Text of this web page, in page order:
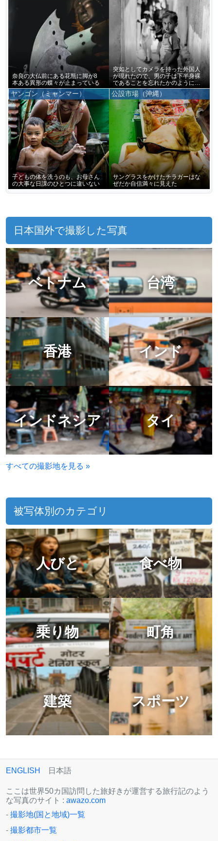
奈良の大仏前にある花瓶に脚が8
本ある異形の蝶々が止まっている
突如としてカメラを持った外国人
が現れたので、男の子は下半身裸
であることを忘れたかのように僕
をじっと見つめ続けていた
ヤンゴン（ミャンマー）
子どもの体を洗うのも、お母さん
の大事な日課のひとつに違いない
公設市場（沖縄）
サングラスをかけたチラガーはな
ぜだか自信満々に見えた
日本国外で撮影した写真
ベトナム 台湾
香港 インド
インドネシア タイ
すべての撮影地を見る »
被写体別のカテゴリ
人びと 食べ物
乗り物 町角
建築 スポーツ
ENGLISH 日本語
ここは世界50カ国訪問した旅好きが運営する旅行記のよう
な写真のサイト : awazo.com
- 撮影地(国と地域)一覧
- 撮影都市一覧